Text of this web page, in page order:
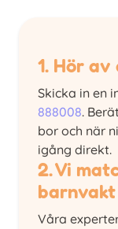
1. Hör
Skicka in en
888008.
bor och när
igång direkt.
2. Vi
Våra